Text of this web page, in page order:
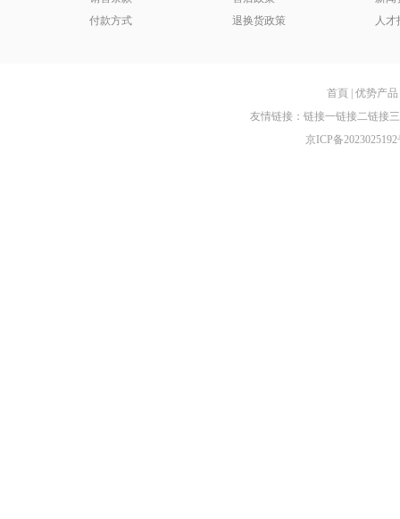
付款方式
退换货政策
人才
首頁 优势产品
友情链接： 链接一链接二链接三
京ICP备